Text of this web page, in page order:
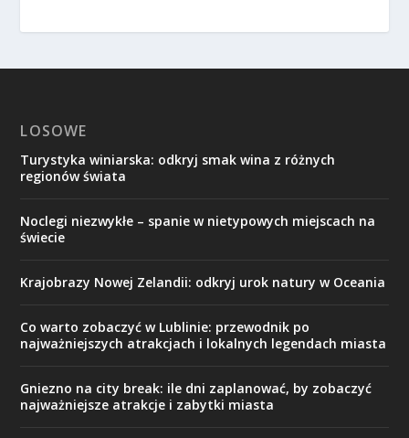
LOSOWE
Turystyka winiarska: odkryj smak wina z różnych
regionów świata
Noclegi niezwykłe – spanie w nietypowych miejscach na
świecie
Krajobrazy Nowej Zelandii: odkryj urok natury w Oceania
Co warto zobaczyć w Lublinie: przewodnik po
najważniejszych atrakcjach i lokalnych legendach miasta
Gniezno na city break: ile dni zaplanować, by zobaczyć
najważniejsze atrakcje i zabytki miasta